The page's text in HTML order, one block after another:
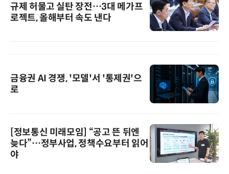
규제 허물고 실탄 장전…3대 메가프
로젝트, 올해부터 속도 낸다
금융권 AI 경쟁, '모델'서 '통제권'으
로
[정보통신 미래모임] “공고 뜬 뒤엔
늦다”…정부사업, 정책수요부터 읽어
야